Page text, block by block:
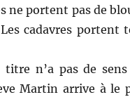
ne portent pas de
cadavres portent
n’a pas de
Martin arrive à le